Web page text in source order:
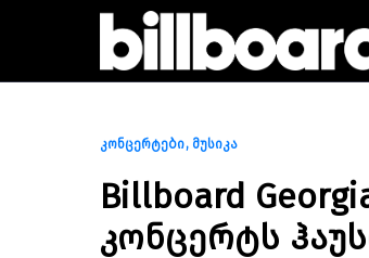
კონცერტები მუსიკა
Billboard
კონცერტს